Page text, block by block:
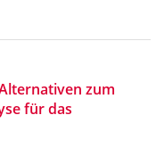
zum
für das